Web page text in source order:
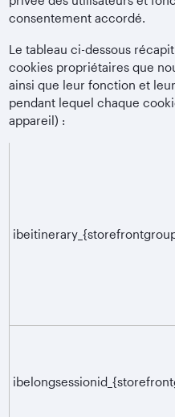
consentement accordé.
Le tableau ci-dessous
cookies propriétaires que
ainsi que leur fonction et
pendant lequel chaque
appareil) :